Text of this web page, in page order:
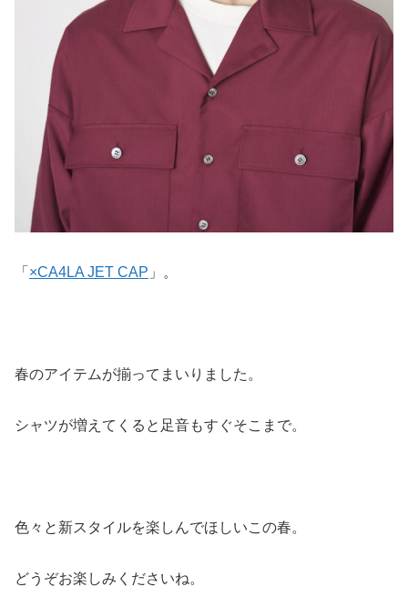
「 ×CA4LA JET CAP 」。
春のアイテムが揃ってまいりました。
シャツが増えてくると足音もすぐそこまで。
色々と新スタイルを楽しんでほしいこの春。
どうぞお楽しみくださいね。